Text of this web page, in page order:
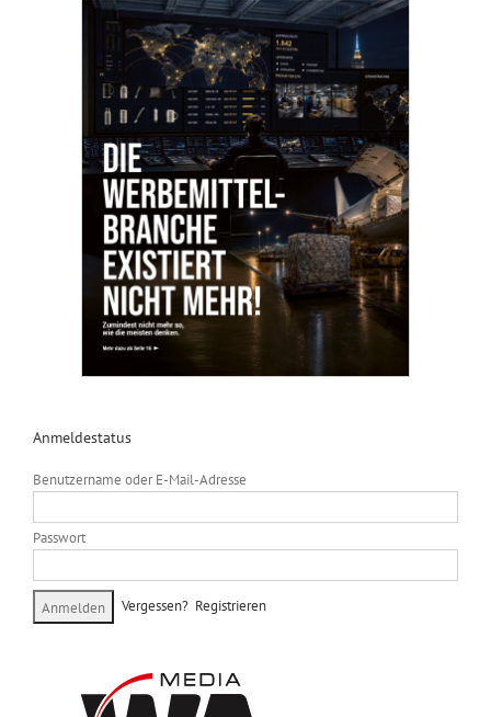
Anmeldestatus
Benutzername oder E-Mail-Adresse
Passwort
Vergessen? Registrieren